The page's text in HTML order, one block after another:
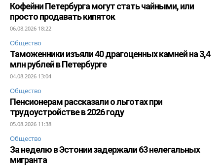
Кофейни Петербурга могут стать чайными, или
просто продавать кипяток
06.08.2026 18:22
Общество
Таможенники изъяли 40 драгоценных камней на 3,4
млн рублей в Петербурге
04.08.2026 13:04
Общество
Пенсионерам рассказали о льготах при
трудоустройстве в 2026 году
05.08.2026 11:38
Общество
За неделю в Эстонии задержали 63 нелегальных
мигранта